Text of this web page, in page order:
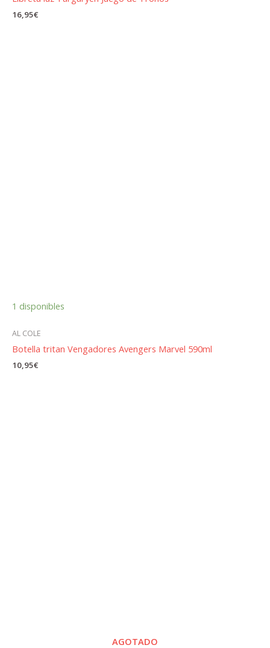
16,95€
1 disponibles
AL COLE
Botella tritan Vengadores Avengers Marvel 590ml
10,95€
AGOTADO